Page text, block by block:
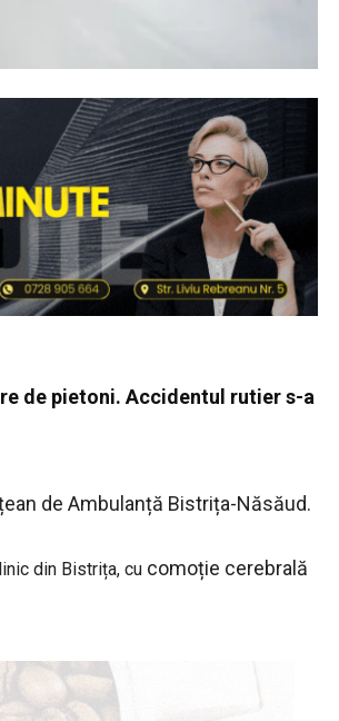
de pietoni. Accidentul rutier s-a
de Ambulanță Bistrița-Năsăud.
din Bistrița, cu comoție cerebrală